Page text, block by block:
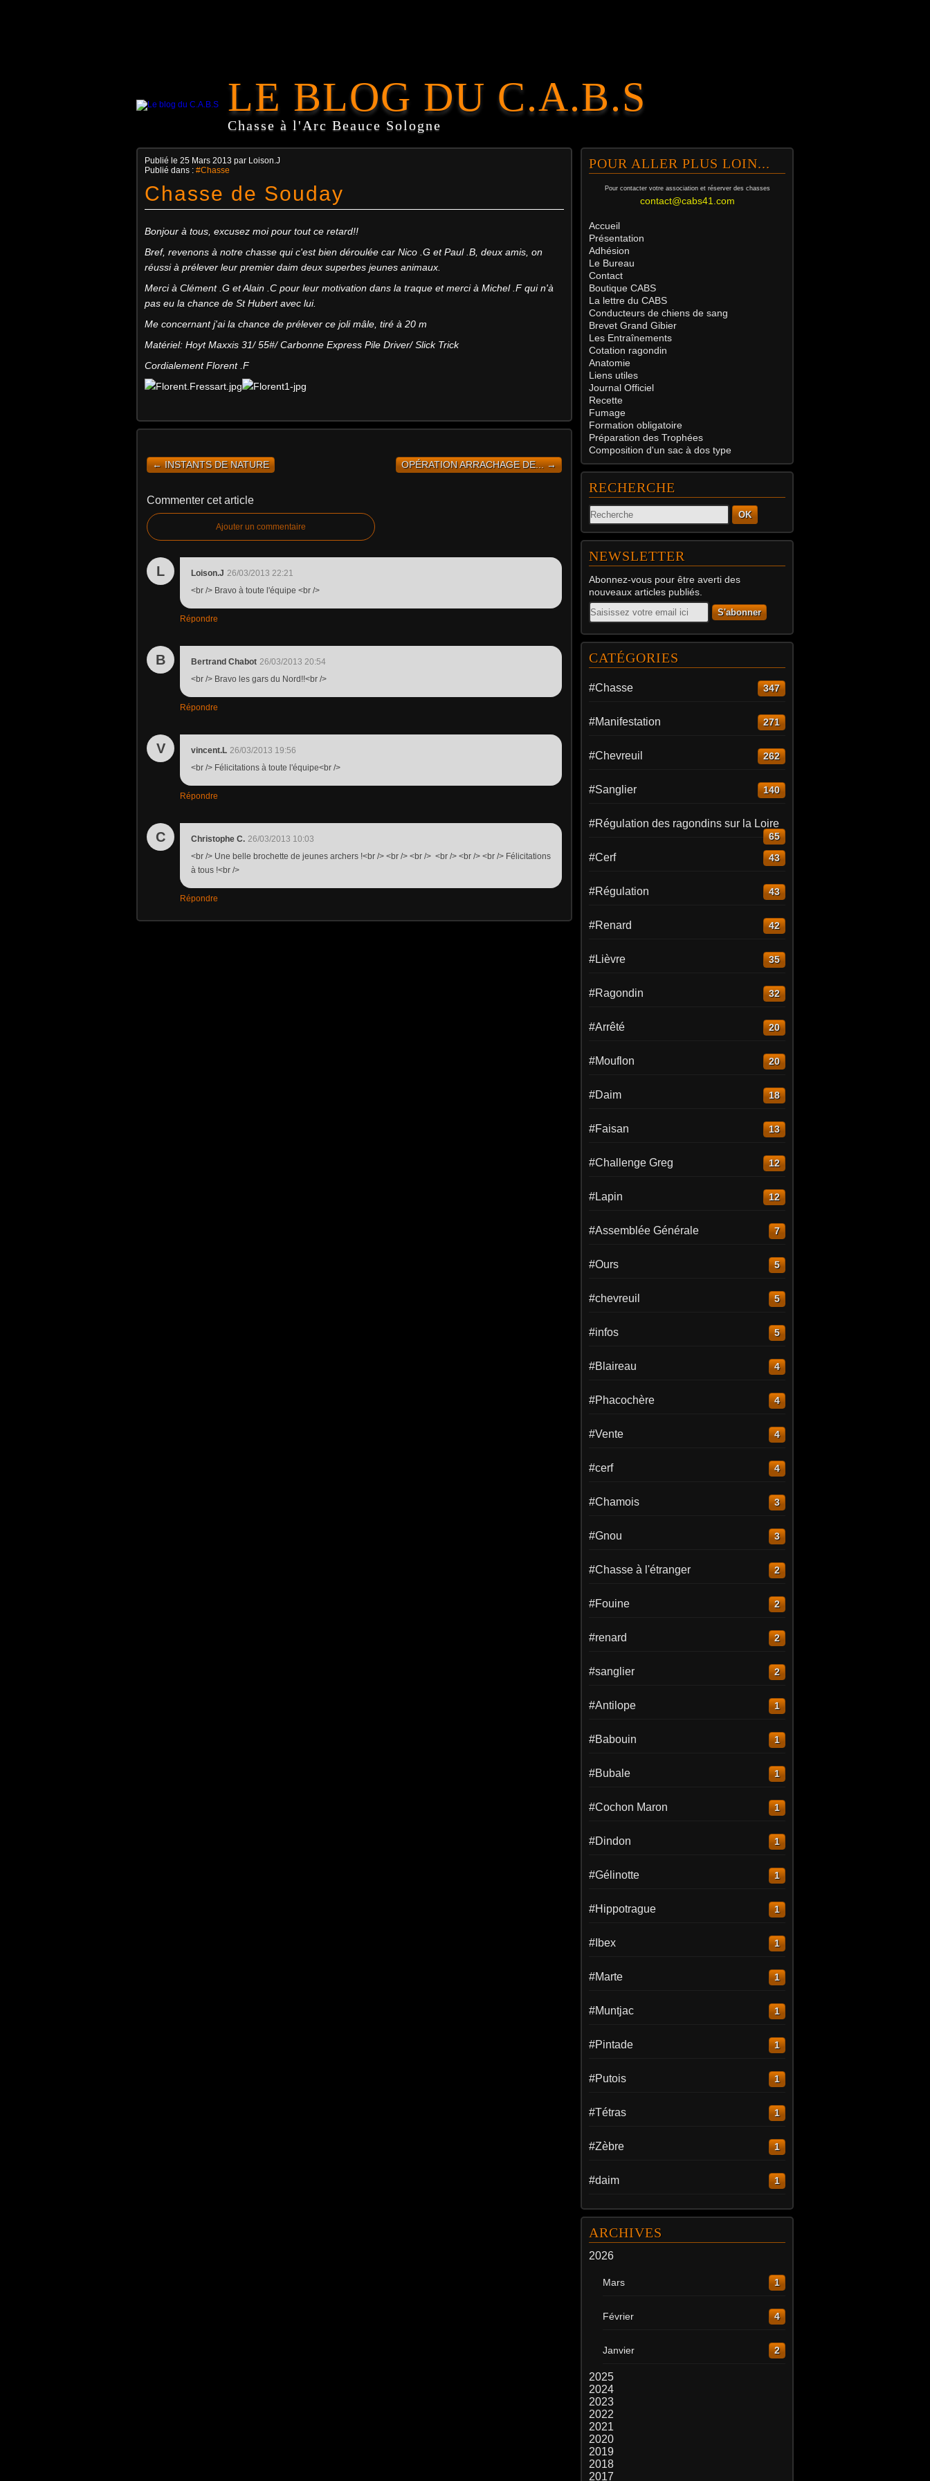
LE BLOG DU C.A.B.S
Chasse à l'Arc Beauce Sologne
Publié le 25 Mars 2013 par Loison.J
Publié dans : #Chasse
Chasse de Souday
Bonjour à tous, excusez moi pour tout ce retard!!
Bref, revenons à notre chasse qui c'est bien déroulée car Nico .G et Paul .B, deux amis, on
réussi à prélever leur premier daim deux superbes jeunes animaux.
Merci à Clément .G et Alain .C pour leur motivation dans la traque et merci à Michel .F qui n'à
pas eu la chance de St Hubert avec lui.
Me concernant j'ai la chance de prélever ce joli mâle, tiré à 20 m
Matériel: Hoyt Maxxis 31/ 55#/ Carbonne Express Pile Driver/ Slick Trick
Cordialement Florent .F
← INSTANTS DE NATURE OPÉRATION ARRACHAGE DE... →
Commenter cet article
Ajouter un commentaire
L Loison.J 26/03/2013 22:21
<br /> Bravo à toute l'équipe <br />
Répondre
B Bertrand Chabot 26/03/2013 20:54
<br /> Bravo les gars du Nord!!<br />
Répondre
V vincent.L 26/03/2013 19:56
<br /> Félicitations à toute l'équipe<br />
Répondre
C Christophe C. 26/03/2013 10:03
<br /> Une belle brochette de jeunes archers !<br /> <br /> <br /> <br /> <br /> <br /> Félicitations
à tous !<br />
Répondre
POUR ALLER PLUS LOIN...
Pour contacter votre association et réserver des chasses
contact@cabs41.com
Accueil
Présentation
Adhésion
Le Bureau
Contact
Boutique CABS
La lettre du CABS
Conducteurs de chiens de sang
Brevet Grand Gibier
Les Entraînements
Cotation ragondin
Anatomie
Liens utiles
Journal Officiel
Recette
Fumage
Formation obligatoire
Préparation des Trophées
Composition d'un sac à dos type
RECHERCHE
OK
NEWSLETTER
Abonnez-vous pour être averti des
nouveaux articles publiés.
Email
CATÉGORIES
#Chasse 347
#Manifestation 271
#Chevreuil 262
#Sanglier 140
#Régulation des ragondins sur la Loire
65
#Cerf 43
#Régulation 43
#Renard 42
#Lièvre 35
#Ragondin 32
#Arrêté 20
#Mouflon 20
#Daim 18
#Faisan 13
#Challenge Greg 12
#Lapin 12
#Assemblée Générale 7
#Ours 5
#chevreuil 5
#infos 5
#Blaireau 4
#Phacochère 4
#Vente 4
#cerf 4
#Chamois 3
#Gnou 3
#Chasse à l'étranger 2
#Fouine 2
#renard 2
#sanglier 2
#Antilope 1
#Babouin 1
#Bubale 1
#Cochon Maron 1
#Dindon 1
#Gélinotte 1
#Hippotrague 1
#Ibex 1
#Marte 1
#Muntjac 1
#Pintade 1
#Putois 1
#Tétras 1
#Zèbre 1
#daim 1
ARCHIVES
2026
Mars 1
Février 4
Janvier 2
2025
2024
2023
2022
2021
2020
2019
2018
2017